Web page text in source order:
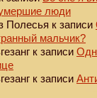
люди
Полесья к записи
мальчик?
к записи
к записи